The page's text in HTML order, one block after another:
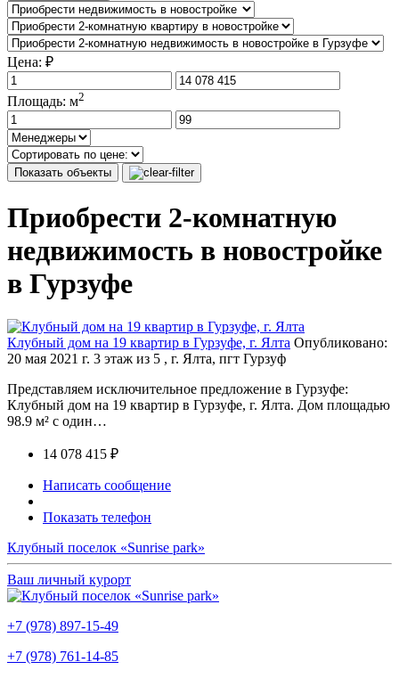
Цена: ₽
Площадь: м2
Показать объекты
Приобрести 2-комнатную
недвижимость в новостройке
в Гурзуфе
Клубный дом на 19 квартир в Гурзуфе, г. Ялта Опубликовано:
20 мая 2021 г. 3 этаж из 5 , г. Ялта, пгт Гурзуф
Представляем исключительное предложение в Гурзуфе:
Клубный дом на 19 квартир в Гурзуфе, г. Ялта. Дом площадью
98.9 м² с один…
14 078 415 ₽
Написать сообщение
Показать телефон
Клубный поселок «Sunrise park»
Ваш личный курорт
+7 (978) 897-15-49
+7 (978) 761-14-85